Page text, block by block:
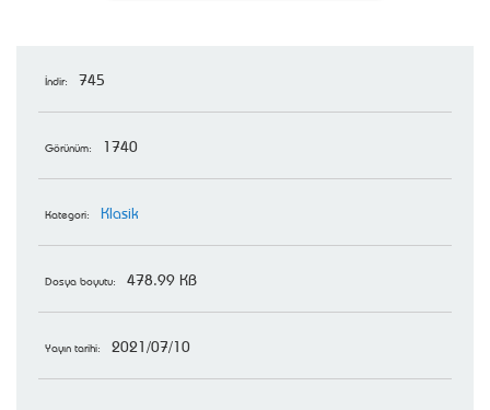
İndir: 745
Görünüm: 1740
Kategori: Klasik
Dosya boyutu: 478.99 KB
Yayın tarihi: 2021/07/10